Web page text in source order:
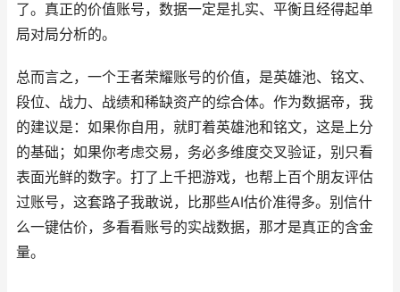
了。真正的价值账号，数据一定是扎实、平衡且经得起单
局对局分析的。
总而言之，一个王者荣耀账号的价值，是英雄池、铭文、
段位、战力、战绩和稀缺资产的综合体。作为数据帝，我
的建议是：如果你自用，就盯着英雄池和铭文，这是上分
的基础；如果你考虑交易，务必多维度交叉验证，别只看
表面光鲜的数字。打了上千把游戏，也帮上百个朋友评估
过账号，这套路子我敢说，比那些AI估价准得多。别信什
么一键估价，多看看账号的实战数据，那才是真正的含金
量。